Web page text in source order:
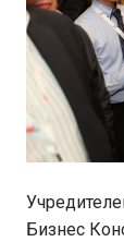
Бизнес